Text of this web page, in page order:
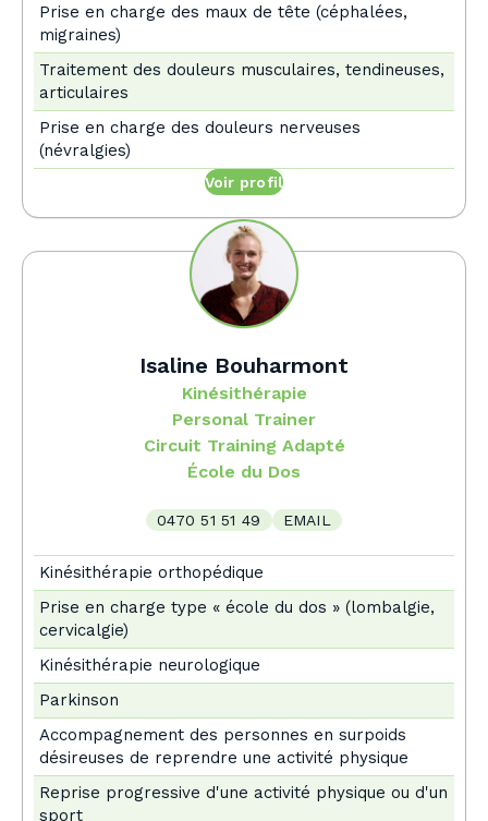
Prise en charge des maux de tête (céphalées,
migraines)
Traitement des douleurs musculaires, tendineuses,
articulaires
Prise en charge des douleurs nerveuses
(névralgies)
Voir profil
Isaline Bouharmont
Kinésithérapie
Personal Trainer
Circuit Training Adapté
École du Dos
0470 51 51 49 EMAIL
Kinésithérapie orthopédique
Prise en charge type « école du dos » (lombalgie,
cervicalgie)
Kinésithérapie neurologique
Parkinson
Accompagnement des personnes en surpoids
désireuses de reprendre une activité physique
Reprise progressive d'une activité physique ou d'un
sport